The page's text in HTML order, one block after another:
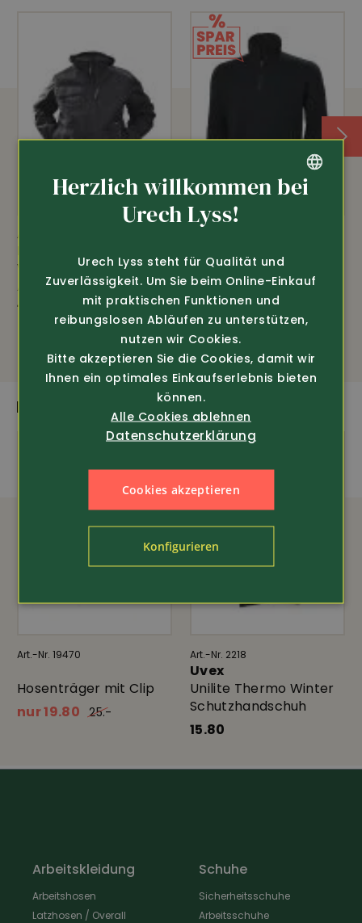
Art.-Nr. 1424210
Winter Arbeitsjacke
Austin
149.-
Workwear
Halfzip Fleece
Kensington (72251)
nur 69.-
135.-
DAS PASST DAZU
Art.-Nr. 19470
Hosenträger mit Clip
nur 19.80
25.-
Art.-Nr. 2218
Uvex
Unilite Thermo Winter
Schutzhandschuh
15.80
Arbeitskleidung
Arbeitshosen
Latzhosen / Overall
Schuhe
Sicherheitsschuhe
Arbeitsschuhe
Herzlich willkommen bei
Urech Lyss!
Urech Lyss steht für Qualität und
Zuverlässigkeit. Um Sie beim Online-Einkauf
mit praktischen Funktionen und
reibungslosen Abläufen zu unterstützen,
nutzen wir Cookies.
Bitte akzeptieren Sie die Cookies, damit wir
Ihnen ein optimales Einkaufserlebnis bieten
können.
Alle Cookies ablehnen
Datenschutzerklärung
Cookies akzeptieren
Konfigurieren